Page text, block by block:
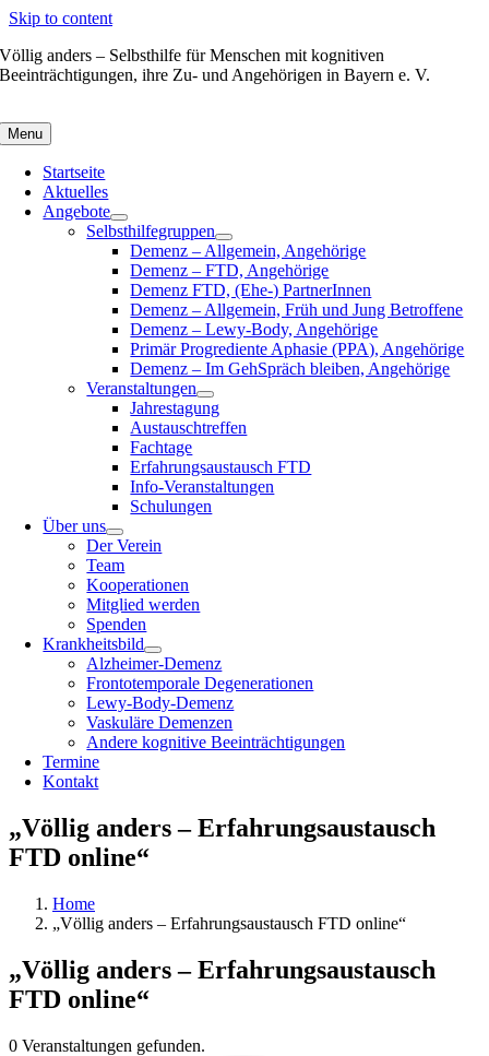
Skip to content
Völlig anders – Selbsthilfe für Menschen mit kognitiven
Beeinträchtigungen, ihre Zu- und Angehörigen in Bayern e. V.
Menu
Startseite
Aktuelles
Angebote
Selbsthilfegruppen
Demenz – Allgemein, Angehörige
Demenz – FTD, Angehörige
Demenz FTD, (Ehe-) PartnerInnen
Demenz – Allgemein, Früh und Jung Betroffene
Demenz – Lewy-Body, Angehörige
Primär Progrediente Aphasie (PPA), Angehörige
Demenz – Im GehSpräch bleiben, Angehörige
Veranstaltungen
Jahrestagung
Austauschtreffen
Fachtage
Erfahrungsaustausch FTD
Info-Veranstaltungen
Schulungen
Über uns
Der Verein
Team
Kooperationen
Mitglied werden
Spenden
Krankheitsbild
Alzheimer-Demenz
Frontotemporale Degenerationen
Lewy-Body-Demenz
Vaskuläre Demenzen
Andere kognitive Beeinträchtigungen
Termine
Kontakt
„Völlig anders – Erfahrungsaustausch
FTD online“
Home
„Völlig anders – Erfahrungsaustausch FTD online“
„Völlig anders – Erfahrungsaustausch
FTD online“
0 Veranstaltungen gefunden.